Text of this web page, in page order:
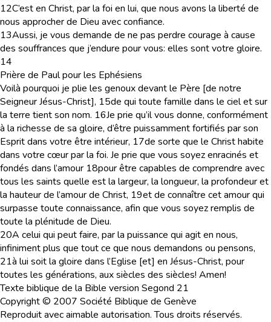
12C’est en Christ, par la foi en lui, que nous avons la liberté de
nous approcher de Dieu avec confiance.
13Aussi, je vous demande de ne pas perdre courage à cause
des souffrances que j’endure pour vous: elles sont votre gloire.
14
Prière de Paul pour les Ephésiens
Voilà pourquoi je plie les genoux devant le Père [de notre
Seigneur Jésus-Christ], 15de qui toute famille dans le ciel et sur
la terre tient son nom. 16Je prie qu’il vous donne, conformément
à la richesse de sa gloire, d’être puissamment fortifiés par son
Esprit dans votre être intérieur, 17de sorte que le Christ habite
dans votre cœur par la foi. Je prie que vous soyez enracinés et
fondés dans l’amour 18pour être capables de comprendre avec
tous les saints quelle est la largeur, la longueur, la profondeur et
la hauteur de l’amour de Christ, 19et de connaître cet amour qui
surpasse toute connaissance, afin que vous soyez remplis de
toute la plénitude de Dieu.
20A celui qui peut faire, par la puissance qui agit en nous,
infiniment plus que tout ce que nous demandons ou pensons,
21à lui soit la gloire dans l’Eglise [et] en Jésus-Christ, pour
toutes les générations, aux siècles des siècles! Amen!
Texte biblique de la Bible version Segond 21
Copyright © 2007 Société Biblique de Genève
Reproduit avec aimable autorisation. Tous droits réservés.